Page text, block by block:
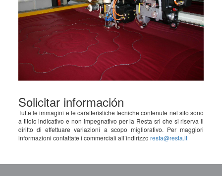
Solicitar información
Tutte le immagini e le caratteristiche tecniche contenute nel sito sono
a titolo indicativo e non impegnativo per la Resta srl che si riserva il
diritto di effettuare variazioni a scopo migliorativo. Per maggiori
informazioni contattate i commerciali all’indirizzo resta@resta.it